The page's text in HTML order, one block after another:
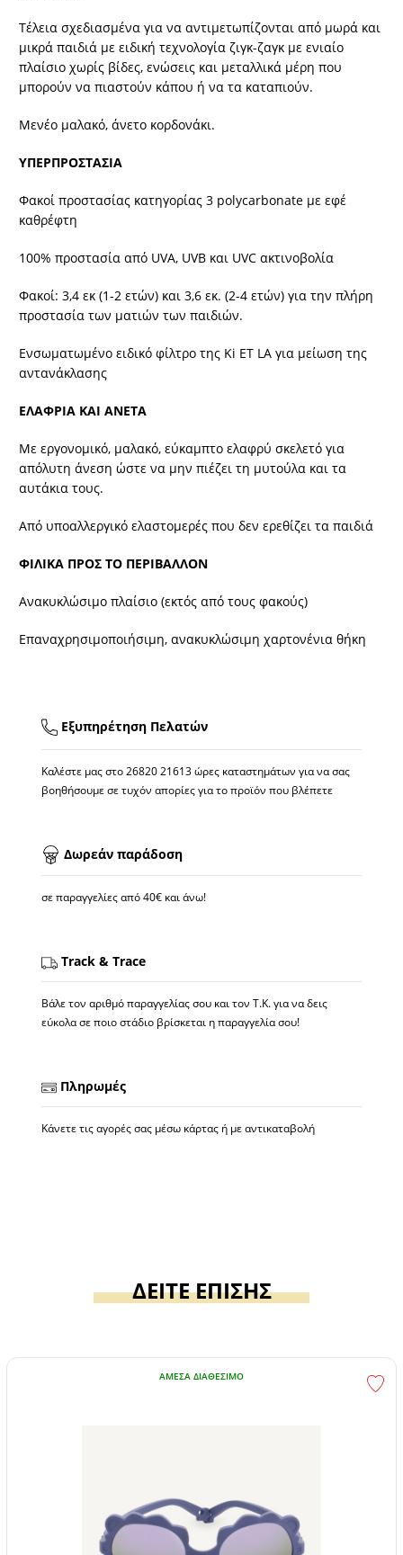
Τέλεια σχεδιασμένα για να αντιμετωπίζονται από μωρά και
μικρά παιδιά με ειδική τεχνολογία ζιγκ-ζαγκ με ενιαίο
πλαίσιο χωρίς βίδες, ενώσεις και μεταλλικά μέρη που
μπορούν να πιαστούν κάπου ή να τα καταπιούν.
Μενέο μαλακό, άνετο κορδονάκι.
ΥΠΕΡΠΡΟΣΤΑΣΙΑ
Φακοί προστασίας κατηγορίας 3 polycarbonate με εφέ
καθρέφτη
100% προστασία από UVA, UVB και UVC ακτινοβολία
Φακοί: 3,4 εκ (1-2 ετών) και 3,6 εκ. (2-4 ετών) για την πλήρη
προστασία των ματιών των παιδιών.
Ενσωματωμένο ειδικό φίλτρο της Ki ET LA για μείωση της
αντανάκλασης
ΕΛΑΦΡΙΑ ΚΑΙ ΑΝΕΤΑ
Με εργονομικό, μαλακό, εύκαμπτο ελαφρύ σκελετό για
απόλυτη άνεση ώστε να μην πιέζει τη μυτούλα και τα
αυτάκια τους.
Από υποαλλεργικό ελαστομερές που δεν ερεθίζει τα παιδιά
ΦΙΛΙΚΑ ΠΡΟΣ ΤΟ ΠΕΡΙΒΑΛΛΟΝ
Ανακυκλώσιμο πλαίσιο (εκτός από τους φακούς)
Επαναχρησιμοποιήσιμη, ανακυκλώσιμη χαρτονένια θήκη
Εξυπηρέτηση Πελατών
Καλέστε μας στο26820 21613ώρες καταστημάτων για να σας
βοηθήσουμε σε τυχόν απορίες για το προϊόν που βλέπετε
Δωρεάν παράδοση
σε παραγγελίες από 40€ και άνω!
Track & Trace
Βάλε τον αριθμό παραγγελίας σου και τον Τ.Κ. για να δεις
εύκολα σε ποιο στάδιο βρίσκεται η παραγγελία σου!
Πληρωμές
Κάνετε τις αγορές σας μέσω κάρτας ή με αντικαταβολή
ΔΕΙΤΕ ΕΠΙΣΗΣ
ΆΜΕΣΑ ΔΙΑΘΈΣΙΜΟ